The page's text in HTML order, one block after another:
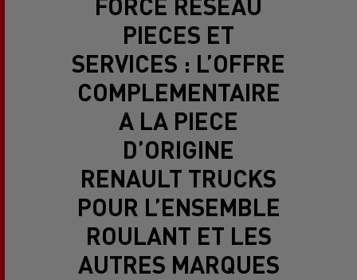
PIECES ET
SERVICES : L’OFFRE
COMPLEMENTAIRE
A LA PIECE
D’ORIGINE
RENAULT TRUCKS
POUR L’ENSEMBLE
ROULANT ET LES
AUTRES MARQUES